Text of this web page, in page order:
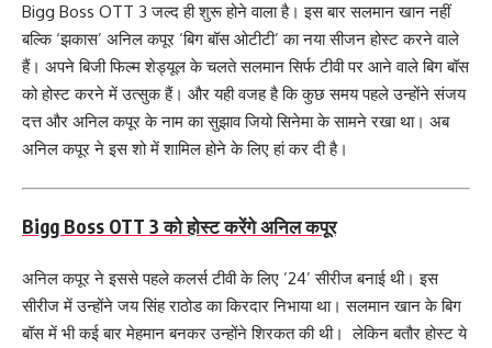
Bigg Boss OTT 3 जल्द ही शुरू होने वाला है। इस बार सलमान खान नहीं
बल्कि ‘झकास’ अनिल कपूर ‘बिग बॉस ओटीटी’ का नया सीजन होस्ट करने वाले
हैं। अपने बिजी फिल्म शेड्यूल के चलते सलमान सिर्फ टीवी पर आने वाले बिग बॉस
को होस्ट करने में उत्सुक हैं। और यही वजह है कि कुछ समय पहले उन्होंने संजय
दत्त और अनिल कपूर के नाम का सुझाव जियो सिनेमा के सामने रखा था। अब
अनिल कपूर ने इस शो में शामिल होने के लिए हां कर दी है।
Bigg Boss OTT 3 को होस्ट करेंगे अनिल कपूर
अनिल कपूर ने इससे पहले कलर्स टीवी के लिए ’24’ सीरीज बनाई थी। इस
सीरीज में उन्होंने जय सिंह राठोड का किरदार निभाया था। सलमान खान के बिग
बॉस में भी कई बार मेहमान बनकर उन्होंने शिरकत की थी। लेकिन बतौर होस्ट ये